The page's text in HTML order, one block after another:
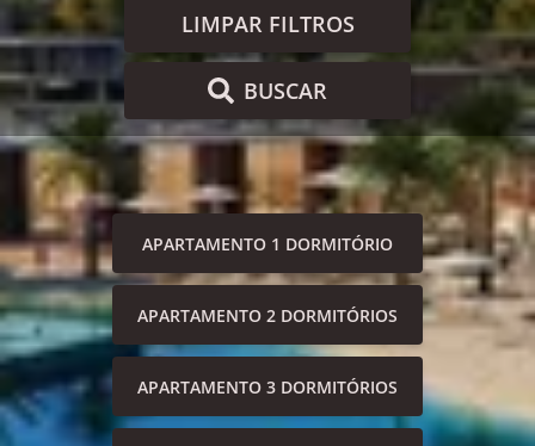
LIMPAR FILTROS
BUSCAR
APARTAMENTO 1 DORMITÓRIO
APARTAMENTO 2 DORMITÓRIOS
APARTAMENTO 3 DORMITÓRIOS